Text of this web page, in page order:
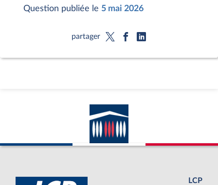
Question publiée le 5 mai 2026
partager
LCP